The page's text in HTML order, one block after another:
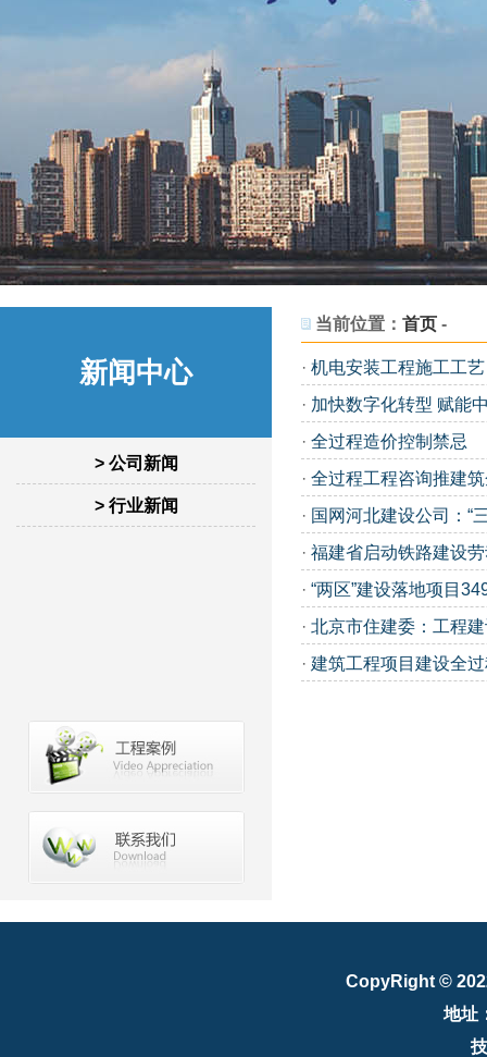
新闻中心
> 公司新闻
> 行业新闻
当前位置： 首页 -
· 机电安装工程施工工艺
· 加快数字化转型 赋能
· 全过程造价控制禁忌
· 全过程工程咨询推建
· 国网河北建设公司：“
· 福建省启动铁路建设
· “两区”建设落地项目
· 北京市住建委：工程
· 建筑工程项目建设全
CopyRight ©
地址